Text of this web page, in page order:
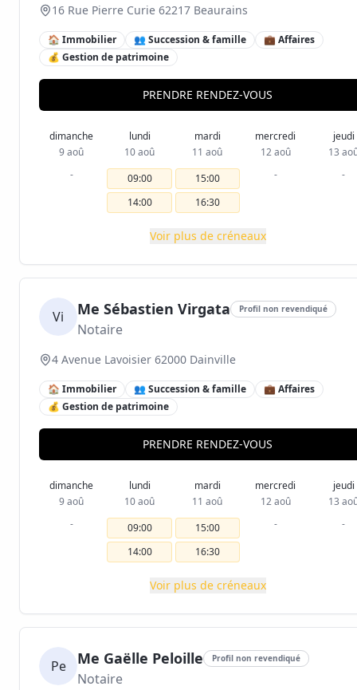
16 Rue Pierre Curie 62217 Beaurains
🏠 Immobilier 👥 Succession & famille
💼 Affaires
💰 Gestion de patrimoine
PRENDRE RENDEZ-VOUS
dimanche
9 aoû
-
lundi
10 aoû
09:00
14:00
mardi
11 aoû
15:00
16:30
mercredi
12 aoû
-
jeudi
13
-
Voir plus de créneaux
Vi Me Sébastien Virgata Profil non revendiqué
Notaire
4 Avenue Lavoisier 62000 Dainville
🏠 Immobilier 👥 Succession & famille
💼 Affaires
💰 Gestion de patrimoine
PRENDRE RENDEZ-VOUS
dimanche
9 aoû
-
lundi
10 aoû
09:00
14:00
mardi
11 aoû
15:00
16:30
mercredi
12 aoû
-
jeudi
13
-
Voir plus de créneaux
Pe Me Gaëlle Peloille Profil non revendiqué
Notaire